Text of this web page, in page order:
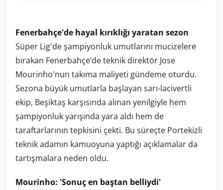
Fenerbahçe'de hayal kırıklığı yaratan sezon
Süper Lig'de şampiyonluk umutlarını mucizelere
bırakan Fenerbahçe’de teknik direktör Jose
Mourinho'nun takıma maliyeti gündeme oturdu.
Sezona büyük umutlarla başlayan sarı-lacivertli
ekip, Beşiktaş karşısında alınan yenilgiyle hem
şampiyonluk yarışında yara aldı hem de
taraftarlarının tepkisini çekti. Bu süreçte Portekizli
teknik adamın kamuoyuna yaptığı açıklamalar da
tartışmalara neden oldu.
Mourinho: 'Sonuç en baştan belliydi'